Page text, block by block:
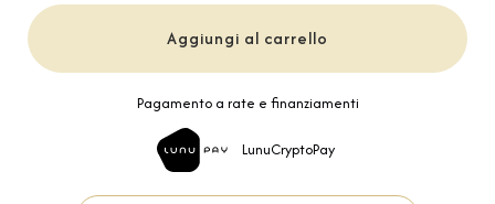
Aggiungi al carrello
Pagamento a rate e finanziamenti
LunuCryptoPay